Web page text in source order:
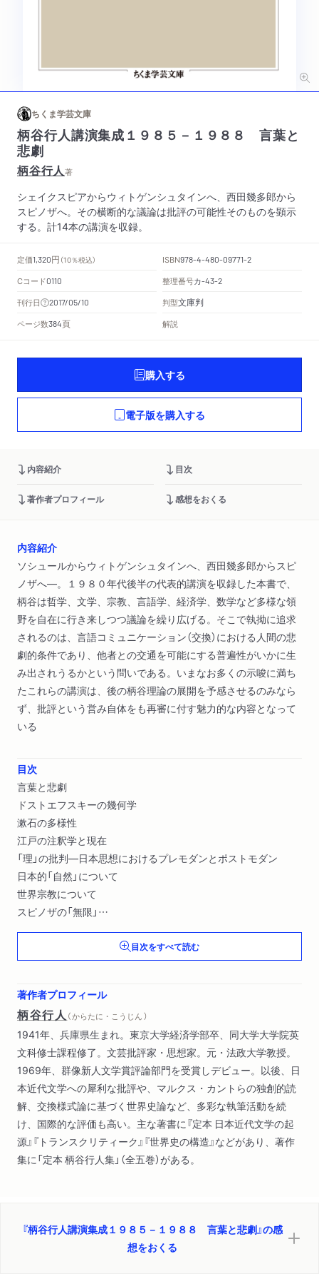
ちくま学芸文庫
柄谷行人講演集成１９８５－１９８８ 言葉と
悲劇
柄谷行人著
シェイクスピアからウィトゲンシュタインへ、西田幾多郎から
スピノザへ。その横断的な議論は批評の可能性そのものを顕示
する。計14本の講演を収録。
定価1,320円 （10％税込） ISBN978-4-480-09771-2
Cコード0110 整理番号カ-43-2
刊行日 2017/05/10 判型文庫判
ページ数384頁 解説
購入する
電子版を購入する
内容紹介 目次
著作者プロフィール 感想をおくる
内容紹介
ソシュールからウィトゲンシュタインへ、西田幾多郎からスピ
ノザへ―。１９８０年代後半の代表的講演を収録した本書で、
柄谷は哲学、文学、宗教、言語学、経済学、数学など多様な領
野を自在に行き来しつつ議論を繰り広げる。そこで執拗に追求
されるのは、言語コミュニケーション（交換）における人間の悲
劇的条件であり、他者との交通を可能にする普遍性がいかに生
み出されうるかという問いである。いまなお多くの示唆に満ち
たこれらの講演は、後の柄谷理論の展開を予感させるのみなら
ず、批評という営み自体をも再審に付す魅力的な内容となって
いる
目次
言葉と悲劇
ドストエフスキーの幾何学
漱石の多様性
江戸の注釈学と現在
「理」の批判―日本思想におけるプレモダンとポストモダン
日本的「自然」について
世界宗教について
スピノザの「無限」
政治、あるいは批評としての広告
単独性と個別性について
ファシズムの問題―ド・マン／ハイデガー／西田幾多郎
固有名をめぐって
坂口安吾その可能性の中心
目次をすべて読む
著作者プロフィール
柄谷行人 （ からたに・こうじん ）
1941年、兵庫県生まれ。東京大学経済学部卒、同大学大学院英
文科修士課程修了。文芸批評家・思想家。元・法政大学教授。
1969年、群像新人文学賞評論部門を受賞しデビュー。以後、日
本近代文学への犀利な批評や、マルクス・カントらの独創的読
解、交換様式論に基づく世界史論など、多彩な執筆活動を続
け、国際的な評価も高い。主な著書に『定本 日本近代文学の起
源』『トランスクリティーク』『世界史の構造』などがあり、著作
集に「定本 柄谷行人集」（全五巻）がある。
『柄谷行人講演集成１９８５－１９８８ 言葉と悲劇』の感
想をおくる